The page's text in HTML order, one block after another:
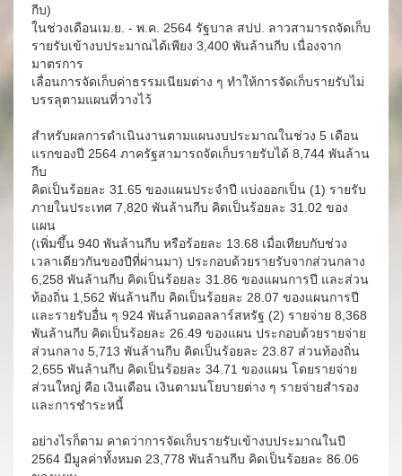
กีบ)
ในช่วงเดือนเม.ย. - พ.ค. 2564 รัฐบาล สปป. ลาวสามารถจัดเก็บ
รายรับเข้างบประมาณได้เพียง 3,400 พันล้านกีบ เนื่องจาก
มาตรการ
เลื่อนการจัดเก็บค่าธรรมเนียมต่าง ๆ ทำให้การจัดเก็บรายรับไม่
บรรลุตามแผนที่วางไว้
สำหรับผลการดำเนินงานตามแผนงบประมาณในช่วง 5 เดือน
แรกของปี 2564 ภาครัฐสามารถจัดเก็บรายรับได้ 8,744 พันล้าน
กีบ
คิดเป็นร้อยละ 31.65 ของแผนประจำปี แบ่งออกเป็น (1) รายรับ
ภายในประเทศ 7,820 พันล้านกีบ คิดเป็นร้อยละ 31.02 ของ
แผน
(เพิ่มขึ้น 940 พันล้านกีบ หรือร้อยละ 13.68 เมื่อเทียบกับช่วง
เวลาเดียวกันของปีที่ผ่านมา) ประกอบด้วยรายรับจากส่วนกลาง
6,258 พันล้านกีบ คิดเป็นร้อยละ 31.86 ของแผนการปี และส่วน
ท้องถิ่น 1,562 พันล้านกีบ คิดเป็นร้อยละ 28.07 ของแผนการปี
และรายรับอื่น ๆ 924 พันล้านดอลลาร์สหรัฐ (2) รายจ่าย 8,368
พันล้านกีบ คิดเป็นร้อยละ 26.49 ของแผน ประกอบด้วยรายจ่าย
ส่วนกลาง 5,713 พันล้านกีบ คิดเป็นร้อยละ 23.87 ส่วนท้องถิ่น
2,655 พันล้านกีบ คิดเป็นร้อยละ 34.71 ของแผน โดยรายจ่าย
ส่วนใหญ่ คือ เงินเดือน เงินตามนโยบายต่าง ๆ รายจ่ายสำรอง
และการชำระหนี้
อย่างไรก็ตาม คาดว่าการจัดเก็บรายรับเข้างบประมาณในปี
2564 มีมูลค่าทั้งหมด 23,778 พันล้านกีบ คิดเป็นร้อยละ 86.06